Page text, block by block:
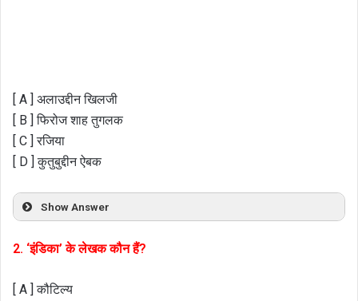
[ A ] अलाउद्दीन खिलजी
[ B ] फिरोज शाह तुगलक
[ C ] रजिया
[ D ] कुतुबुद्दीन ऐबक
Show Answer
2. ‘इंडिका’ के लेखक कौन हैं?
[ A ] कौटिल्य